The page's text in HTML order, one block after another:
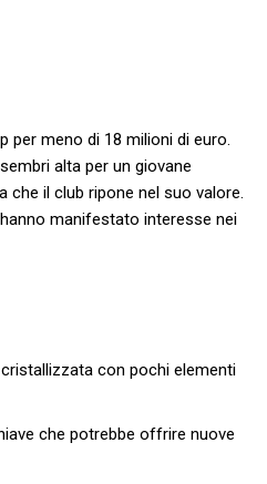
per meno di 18 milioni di euro.
alta per un giovane
che il club ripone nel⁤ suo valore.
manifestato interesse nei
con ⁣pochi elementi
che potrebbe offrire nuove